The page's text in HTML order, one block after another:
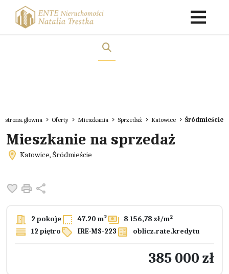
strona.glowna Oferty Mieszkania Sprzedaż Katowice Śródmieście
Mieszkanie na sprzedaż
Katowice, Śródmieście
Dodaj do ulubionych
Drukuj
2 pokoje 47.20 m² 8 156,78 zł/m2
12 piętro IRE-MS-223 oblicz.rate.kredytu
385 000 zł